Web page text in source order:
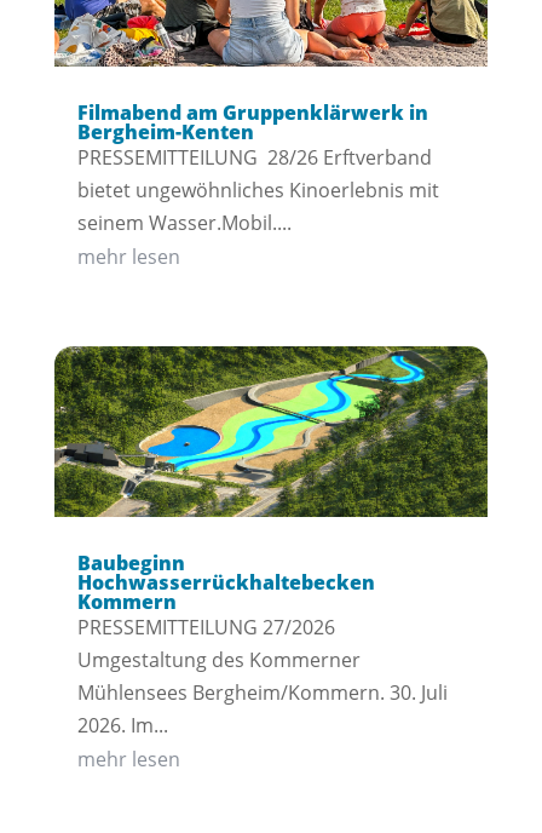
Filmabend am Gruppenklärwerk in
Bergheim-Kenten
PRESSEMITTEILUNG 28/26 Erftverband
bietet ungewöhnliches Kinoerlebnis mit
seinem Wasser.Mobil....
mehr lesen
Baubeginn
Hochwasserrückhaltebecken
Kommern
PRESSEMITTEILUNG 27/2026
Umgestaltung des Kommerner
Mühlensees Bergheim/Kommern. 30. Juli
2026. Im...
mehr lesen